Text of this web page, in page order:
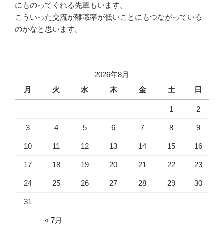
にものってくれる先輩もいます。
こういった交流が離職率が低いことにもつながっている
のかなと思います。
2026年8月
月
火 水 木 金 土 日
1 2
3 4 5 6 7 8 9
10 11 12 13 14 15 16
17 18 19 20 21 22 23
24 25 26 27 28 29 30
31
« 7月